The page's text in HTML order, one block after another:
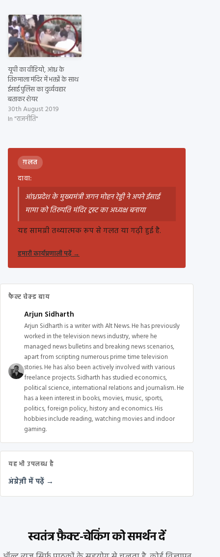
यूपी का वीडियो, आंध्र के
तिरुमाला मंदिर में भक्तों के साथ
ईसाई पुलिस का दुर्व्यवहार
बताकर शेयर
30th August 2019
In "राजनीति"
ग़लत
दावा:
आंध्रप्रदेश के मुख्यमंत्री जगन मोहन रेड्डी ने अपने ईसाई
मामा को तिरुपति मंदिर ट्रस्ट का अध्यक्ष बनाया
यह सामग्री तथ्यात्मक रूप से गलत या गढ़ी हुई है.
हमारी कार्यप्रणाली पढ़ें→
फैक्ट चेक्ड बाय
Arjun Sidharth
Arjun Sidharth is a writer with Alt News. He has previously
worked in the television news industry, where he
managed news bulletins and breaking news scenarios,
apart from scripting numerous prime time television
stories. He has also been actively involved with various
freelance projects. Sidharth has studied economics,
political science, international relations and journalism. He
has a keen interest in books, movies, music, sports,
politics, foreign policy, history and economics. His
hobbies include reading, watching movies and indoor
gaming.
यह भी उपलब्ध है
अंग्रेज़ी में पढ़ें →
स्वतंत्र फ़ैक्ट-चेकिंग को समर्थन दें